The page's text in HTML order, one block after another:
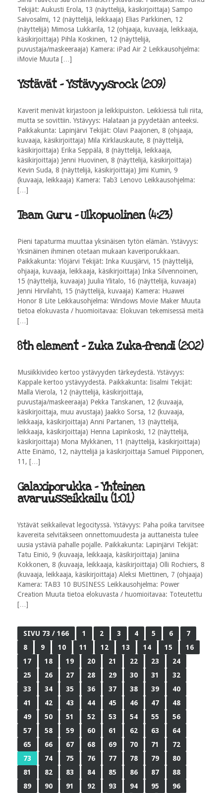
Tekijät: Aukusti Erola, 13 (näyttelijä, käsikirjoittaja) Sampo
Saivosalmi, 12 (näyttelijä, leikkaaja) Elias Parkkinen, 12
(näyttelijä) Mimosa Lukkarila, 12 (ohjaaja, kuvaaja, leikkaaja,
käsikirjoittaja) Pihla Koskinen, 12 (näyttelijä,
puvustaja/maskeeraaja) Kamera: iPad Air 2 Leikkausohjelma:
iMovie Muuta […]
Ystävät - Ystävyysrock (2:09)
Kaverit menivät kirjastoon ja leikkipuiston. Leikkiessä tuli riita,
mutta se sovittiin. Ystävyys: Halataan ja pyydetään anteeksi.
Paikkakunta: Lapinjärvi Tekijät: Olavi Paajonen, 8 (ohjaaja,
kuvaaja, käsikirjoittaja) Mila Kirklauskaute, 8 (näyttelijä,
käsikirjoittaja) Erika Seppälä, 8 (näyttelijä, leikkaaja,
käsikirjoittaja) Jenni Huovinen, 8 (näyttelijä, käsikirjoittaja)
Kevin Suda, 8 (näyttelijä, käsikirjoittaja) Jimi Kumin, 9
(kuvaaja, leikkaaja) Kamera: Tab3 Lenovo Leikkausohjelma:
[…]
Team Guru - Ulkopuolinen (4:23)
Pieni tapaturma muuttaa yksinäisen tytön elämän. Ystävyys:
Yksinäinen ihminen otetaan mukaan kaveriporukkaan.
Paikkakunta: Ylöjärvi Tekijät: Inka Kuusjärvi, 15 (näyttelijä,
ohjaaja, kuvaaja, leikkaaja, käsikirjoittaja) Inka Silvennoinen,
15 (näyttelijä, kuvaaja) Juulia Ylitalo, 16 (näyttelijä, kuvaaja)
Jenni Hirvilahti, 15 (näyttelijä, kuvaaja) Kamera: Huawei
Honor 8 Lite Leikkausohjelma: Windows Movie Maker Muuta
tietoa elokuvasta / huomioitavaa: Elokuvan tekemisessä meitä
[…]
8th element - Zuka Zuka-frendi (2:02)
Musiikkivideo kertoo ystävyyden tärkeydestä. Ystävyys:
Kappale kertoo ystävyydestä. Paikkakunta: Iisalmi Tekijät:
Malla Vierola, 12 (näyttelijä, käsikirjoittaja,
puvustaja/maskeeraaja) Pekka Tanskanen, 12 (kuvaaja,
käsikirjoittaja, muu avustaja) Jaakko Sorsa, 12 (kuvaaja,
leikkaaja, käsikirjoittaja) Anni Partanen, 13 (näyttelijä,
leikkaaja, käsikirjoittaja) Henna Lapinkoski, 12 (näyttelijä,
käsikirjoittaja) Mona Mykkänen, 11 (näyttelijä, käsikirjoittaja)
Atte Einämö, 12, näyttelijä ja käsikirjoittaja Samuel Piipponen,
11, […]
Galaxiporukka - Yhteinen
avaruusseikkailu (1:01)
Ystävät seikkailevat legocityssä. Ystävyys: Paha poika tarvitsee
kavereita selvitäkseen onnettomuudesta ja auttaneista tulee
uusia ystäviä pahalle pojalle. Paikkakunta: Lapinjärvi Tekijät:
Tatu Einiö, 9 (kuvaaja, leikkaaja, käsikirjoittaja) Janiina
Kokkonen, 8 (kuvaaja, leikkaaja, käsikirjoittaja) Olli Rochiers, 8
(kuvaaja, leikkaaja, käsikirjoittaja) Aleksi Miettinen, 7 (ohjaaja)
Kamera: TAB3 10 BUSINESS Leikkausohjelma: Power
Creation Muuta tietoa elokuvasta / huomioitavaa: Toteutettu
[…]
SIVU 73 / 166 1 2 3 4 5 6
7
8
9 10 11 12 13 14 15
16
17
18 19 20 21 22 23
24
25
26 27 28 29 30 31
32
33
34 35 36 37 38 39
40
41
42 43 44 45 46 47
48
49
50 51 52 53 54 55
56
57
58 59 60 61 62 63
64
65
66 67 68 69 70 71
72
73
74 75 76 77 78 79
80
81
82 83 84 85 86 87
88
89
90 91 92 93 94 95
96